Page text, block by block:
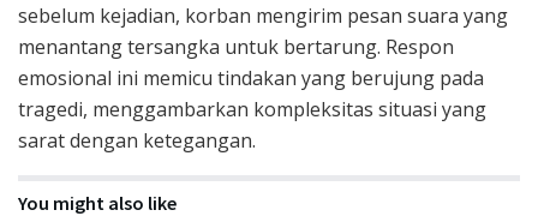
sebelum kejadian, korban mengirim pesan suara yang
menantang tersangka untuk bertarung. Respon
emosional ini memicu tindakan yang berujung pada
tragedi, menggambarkan kompleksitas situasi yang
sarat dengan ketegangan.
You might also like